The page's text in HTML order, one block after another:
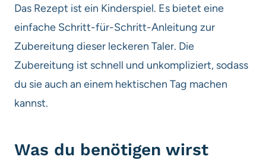
Das Rezept ist ein Kinderspiel. Es bietet eine
einfache Schritt-für-Schritt-Anleitung zur
Zubereitung dieser leckeren Taler. Die
Zubereitung ist schnell und unkompliziert, sodass
du sie auch an einem hektischen Tag machen
kannst.
Was du benötigen wirst